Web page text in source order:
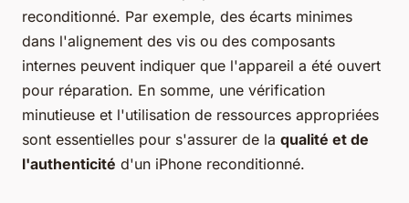
reconditionné. Par exemple, des écarts minimes
dans l'alignement des vis ou des composants
internes peuvent indiquer que l'appareil a été ouvert
pour réparation. En somme, une vérification
minutieuse et l'utilisation de ressources appropriées
sont essentielles pour s'assurer de la qualité et de
l'authenticité d'un iPhone reconditionné.